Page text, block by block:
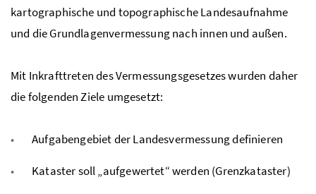
kartographische und topographische Landesaufnahme
und die Grundlagenvermessung nach innen und außen.
Mit Inkrafttreten des Vermessungsgesetzes wurden daher
die folgenden Ziele umgesetzt:
Aufgabengebiet der Landesvermessung definieren
Kataster soll „aufgewertet“ werden (Grenzkataster)